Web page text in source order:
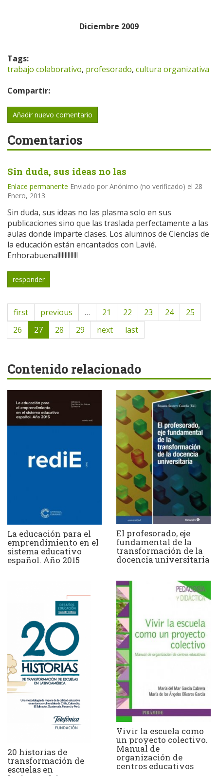
Diciembre 2009
Tags:
trabajo colaborativo, profesorado, cultura organizativa
Compartir:
Añadir nuevo comentario
Comentarios
Sin duda, sus ideas no las
Enlace permanente Enviado por Anónimo (no verificado) el 28
Enero, 2013
Sin duda, sus ideas no las plasma solo en sus
publicaciones sino que las traslada perfectamente a las
aulas donde imparte clases. Los alumnos de Ciencias de
la educación están encantados con Lavié.
Enhorabuena!!!!!!!!!!!!!!
responder
first previous … 21 22 23 24
25
26
27 28 29 next last
Contenido relacionado
La educación para el
emprendimiento en el
sistema educativo
español. Año 2015
El profesorado, eje
fundamental de la
transformación de la
docencia universitaria
20 historias de
transformación de
escuelas en
Vivir la escuela como
un proyecto colectivo.
Manual de
organización de
centros educativos